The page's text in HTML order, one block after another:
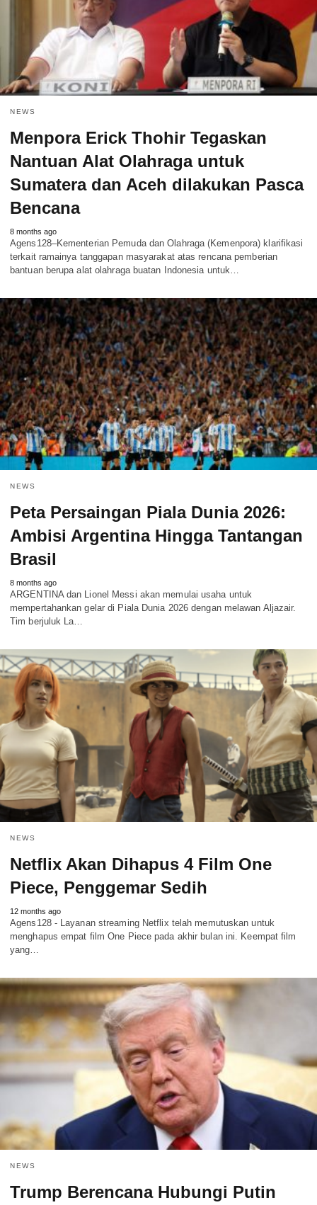
NEWS
Menpora Erick Thohir Tegaskan
Nantuan Alat Olahraga untuk
Sumatera dan Aceh dilakukan Pasca
Bencana
8 months ago
Agens128–Kementerian Pemuda dan Olahraga (Kemenpora) klarifikasi
terkait ramainya tanggapan masyarakat atas rencana pemberian
bantuan berupa alat olahraga buatan Indonesia untuk…
NEWS
Peta Persaingan Piala Dunia 2026:
Ambisi Argentina Hingga Tantangan
Brasil
8 months ago
ARGENTINA dan Lionel Messi akan memulai usaha untuk
mempertahankan gelar di Piala Dunia 2026 dengan melawan Aljazair.
Tim berjuluk La…
NEWS
Netflix Akan Dihapus 4 Film One
Piece, Penggemar Sedih
12 months ago
Agens128 - Layanan streaming Netflix telah memutuskan untuk
menghapus empat film One Piece pada akhir bulan ini. Keempat film
yang…
NEWS
Trump Berencana Hubungi Putin